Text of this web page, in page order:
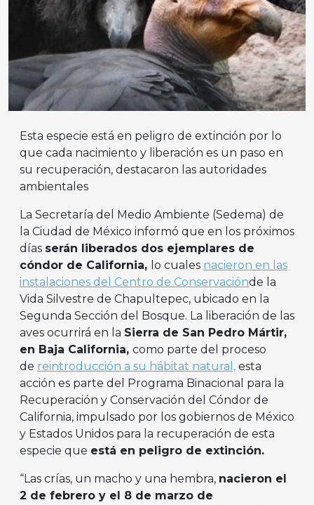
Esta especie está en peligro de extinción por lo
que cada nacimiento y liberación es un paso en
su recuperación, destacaron las autoridades
ambientales
La Secretaría del Medio Ambiente (Sedema) de
la Ciudad de México informó que en los próximos
días serán liberados dos ejemplares de
cóndor de California, lo cuales nacieron en las
instalaciones del Centro de Conservaciónde la
Vida Silvestre de Chapultepec, ubicado en la
Segunda Sección del Bosque. La liberación de las
aves ocurrirá en la Sierra de San Pedro Mártir,
en Baja California, como parte del proceso
de reintroducción a su hábitat natural, esta
acción es parte del Programa Binacional para la
Recuperación y Conservación del Cóndor de
California, impulsado por los gobiernos de México
y Estados Unidos para la recuperación de esta
especie que está en peligro de extinción.
“Las crías, un macho y una hembra, nacieron el
2 de febrero y el 8 de marzo de